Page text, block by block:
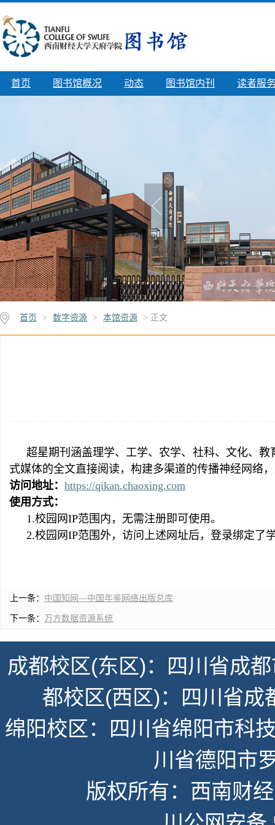
首页 图书馆概况 动态 图书馆内刊 读者服
首页 > 数字资源 > 本馆资源 > 正文
超星期刊涵盖理学、 ⼯学、农学、社科、 ⽂化、教
式媒体的全文直接阅读，构建多渠道的传播神经网络
访问地址： https://qikan.chaoxing.com
使用方式：
1.校园网IP范围内，无需注册即可使用。
2.校园网IP范围外，访问上述网址后，登录绑定了
上一条： 中国知网—中国年鉴网络出版总库
下一条： 万方数据资源系统
成都校区(东区)：四川省成
都校区(西区)：四川省成
绵阳校区：四川省绵阳市科
川省德阳市
版权所有：西南财